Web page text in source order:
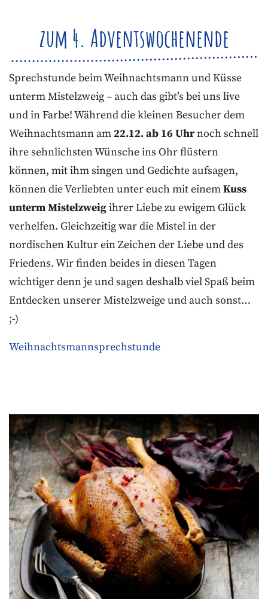
zum 4. Adventswochenende
Sprechstunde beim Weihnachtsmann und Küsse
unterm Mistelzweig – auch das gibt’s bei uns live
und in Farbe! Während die kleinen Besucher dem
Weihnachtsmann am 22.12. ab 16 Uhrnoch schnell
ihre sehnlichsten Wünsche ins Ohr flüstern
können, mit ihm singen und Gedichte aufsagen,
können die Verliebten unter euch mit einemKuss
unterm Mistelzweigihrer Liebe zu ewigem Glück
verhelfen. Gleichzeitig war die Mistel in der
nordischen Kultur ein Zeichen der Liebe und des
Friedens. Wir finden beides in diesen Tagen
wichtiger denn je und sagen deshalb viel Spaß beim
Entdecken unserer Mistelzweige und auch sonst…
;-)
Weihnachtsmannsprechstunde